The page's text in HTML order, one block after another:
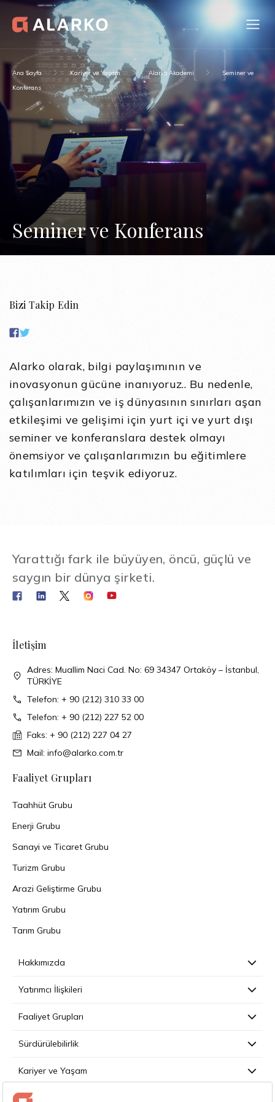
Ana Sayfa Kariyer ve Yaşam Alarko Akademi
Seminer ve
Konferans
Seminer ve Konferans
Bizi Takip Edin
Alarko olarak, bilgi paylaşımının ve
inovasyonun gücüne inanıyoruz.. Bu nedenle,
çalışanlarımızın ve iş dünyasının sınırları aşan
etkileşimi ve gelişimi için yurt içi ve yurt dışı
seminer ve konferanslara destek olmayı
önemsiyor ve çalışanlarımızın bu eğitimlere
katılımları için teşvik ediyoruz.
Yarattığı fark ile büyüyen, öncü, güçlü ve
saygın bir dünya şirketi.
İletişim
Adres: Muallim Naci Cad. No: 69 34347 Ortaköy – İstanbul,
TÜRKİYE
Telefon: + 90 (212) 310 33 00
Telefon: + 90 (212) 227 52 00
Faks: + 90 (212) 227 04 27
Mail: info@alarko.com.tr
Faaliyet Grupları
Taahhüt Grubu
Enerji Grubu
Sanayi ve Ticaret Grubu
Turizm Grubu
Arazi Geliştirme Grubu
Yatırım Grubu
Tarım Grubu
Hakkımızda
Yatırımcı İlişkileri
Faaliyet Grupları
Sürdürülebilirlik
Kariyer ve Yaşam
Basın